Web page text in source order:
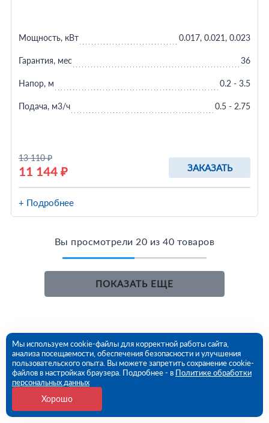
13 110 ₽
11 144 ₽ ЗАКАЗАТЬ
Мощность, кВт 0.017, 0.021, 0.023
Гарантия, мес 36
Напор, м 0.2 - 3.5
Подача, м3/ч 0.5 - 2.75
+ Подробнее
Вы просмотрели 20 из 40 товаров
ПОКАЗАТЬ ЕЩЕ
Мы используем cookie-файлы для корректной работы сайта,
анализа посещаемости, обеспечения безопасности и улучшения
пользовательского опыта. Вы можете запретить сохранение cookie-
файлов в настройках браузера. Подробнее - в Политике обработки
персональных данных
Хорошо